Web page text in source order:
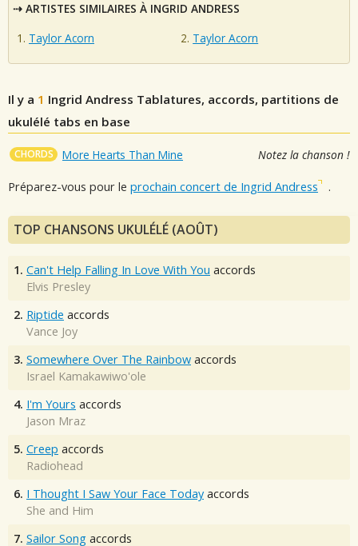
ARTISTES SIMILAIRES À INGRID ANDRESS
Taylor Acorn
Taylor Acorn
Il y a 1 Ingrid Andress Tablatures, accords, partitions de
ukulélé tabs en base
CHORDS More Hearts Than Mine Notez la chanson !
Préparez-vous pour le prochain concert de Ingrid Andress .
TOP CHANSONS UKULÉLÉ (AOÛT)
1. Can't Help Falling In Love With You accords
Elvis Presley
2. Riptide accords
Vance Joy
3. Somewhere Over The Rainbow accords
Israel Kamakawiwo'ole
4. I'm Yours accords
Jason Mraz
5. Creep accords
Radiohead
6. I Thought I Saw Your Face Today accords
She and Him
7. Sailor Song accords